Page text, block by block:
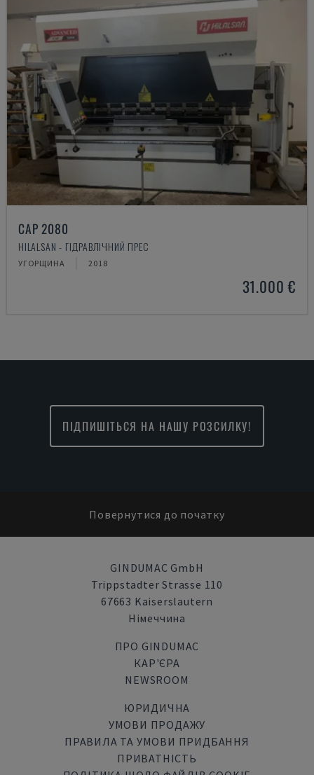
CAP 2080
HILALSAN - ГІДРАВЛІЧНИЙ ПРЕС
УГОРЩИНА 2018
31.000 €
ПІДПИШІТЬСЯ НА НАШУ РОЗСИЛКУ!
Повернутися до початку
GINDUMAC GmbH
Trippstadter Strasse 110
67663 Kaiserslautern
Німеччина
ПРО GINDUMAC
КАР'ЄРА
NEWSROOM
ЮРИДИЧНА
УМОВИ ПРОДАЖУ
ПРАВИЛА ТА УМОВИ ПРИДБАННЯ
ПРИВАТНІСТЬ